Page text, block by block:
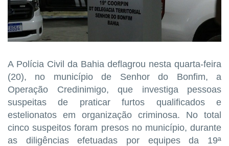
A Polícia Civil da Bahia deflagrou nesta quarta-feira
(20), no município de Senhor do Bonfim, a
Operação Credinimigo, que investiga pessoas
suspeitas de praticar furtos qualificados e
estelionatos em organização criminosa. No total
cinco suspeitos foram presos no município, durante
as diligências efetuadas por equipes da 19ª